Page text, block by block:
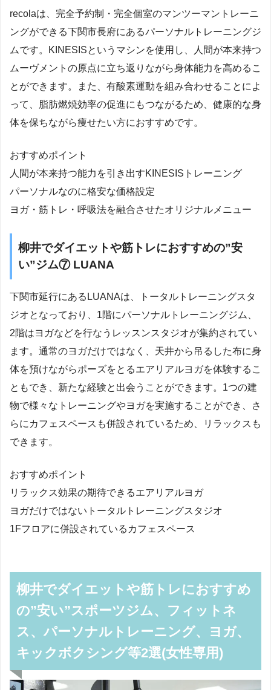
recolaは、完全予約制・完全個室のマンツーマントレーニ
ングができる下関市長府にあるパーソナルトレーニングジ
ムです。KINESISというマシンを使用し、人間が本来持つ
ムーヴメントの原点に立ち返りながら身体能力を高めるこ
とができます。また、有酸素運動を組み合わせることによ
って、脂肪燃焼効率の促進にもつながるため、健康的な身
体を保ちながら痩せたい方におすすめです。
おすすめポイント
人間が本来持つ能力を引き出すKINESISトレーニング
パーソナルなのに格安な価格設定
ヨガ・筋トレ・呼吸法を融合させたオリジナルメニュー
柳井でダイエットや筋トレにおすすめの”安
い”ジム⑦ LUANA
下関市延行にあるLUANAは、トータルトレーニングスタ
ジオとなっており、1階にパーソナルトレーニングジム、
2階はヨガなどを行なうレッスンスタジオが集約されてい
ます。通常のヨガだけではなく、天井から吊るした布に身
体を預けながらポーズをとるエアリアルヨガを体験するこ
ともでき、新たな経験と出会うことができます。1つの建
物で様々なトレーニングやヨガを実施することができ、さ
らにカフェスペースも併設されているため、リラックスも
できます。
おすすめポイント
リラックス効果の期待できるエアリアルヨガ
ヨガだけではないトータルトレーニングスタジオ
1Fフロアに併設されているカフェスペース
柳井でダイエットや筋トレにおすすめ
の”安い”スポーツジム、フィットネ
ス、パーソナルトレーニング、ヨガ、
キックボクシング等2選(女性専用)